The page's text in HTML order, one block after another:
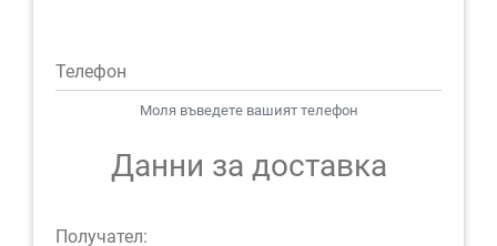
Телефон
Моля въведете вашият телефон
Данни за доставка
Получател: